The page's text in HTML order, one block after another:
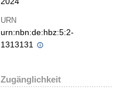
URN
urn:nbn:de:hbz:5:2-
1313131
Zugänglichkeit